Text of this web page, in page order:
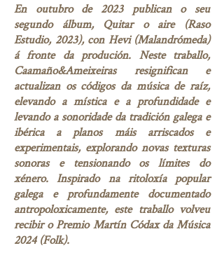
En outubro de 2023 publican o seu
segundo álbum, Quitar o aire (Raso
Estudio, 2023), con Hevi (Malandrómeda)
á fronte da produción. Neste traballo,
Caamaño&Ameixeiras resignifican e
actualizan os códigos da música de raíz,
elevando a mística e a profundidade e
levando a sonoridade da tradición galega e
ibérica a planos máis arriscados e
experimentais, explorando novas texturas
sonoras e tensionando os límites do
xénero. Inspirado na ritoloxía popular
galega e profundamente documentado
antropoloxicamente, este traballo volveu
recibir o Premio Martín Códax da Música
2024 (Folk).